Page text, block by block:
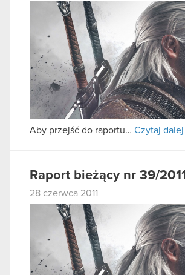
Aby przejść do raportu… Czytaj dalej
Raport bieżący nr 39/2011
28 czerwca 2011